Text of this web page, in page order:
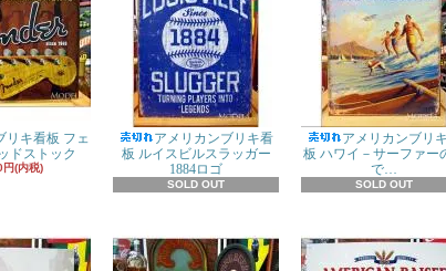
リキ看板 フェ
ドストック
(内税)
アメリカンブリキ看
板 ルイスビルスラッガー
1884ロゴ
SOLD OUT
アメリカンブリ
板 ハワイ－サーファー
で…
SOLD OUT